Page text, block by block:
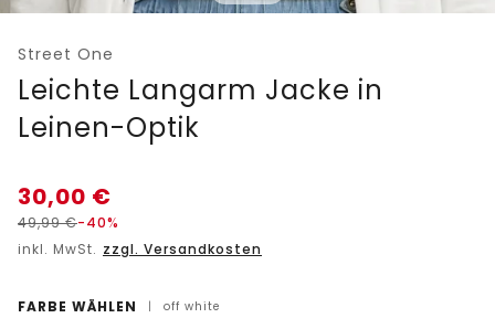
Street One
Leichte Langarm Jacke in
Leinen-Optik
30,00 €
49,99€-40%
inkl. MwSt. zzgl. Versandkosten
FARBE WÄHLEN | off white